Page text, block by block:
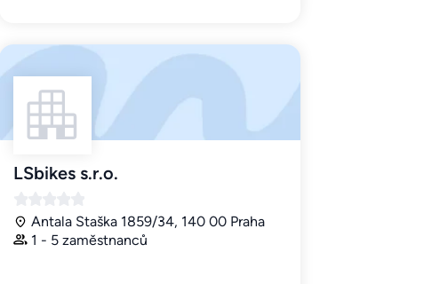
LSbikes s.r.o.
Antala Staška 1859/34, 140 00 Praha
1 - 5 zaměstnanců